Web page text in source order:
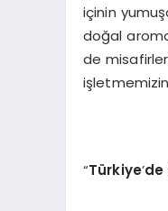
içinin
doğal
de
“Türkiye’de